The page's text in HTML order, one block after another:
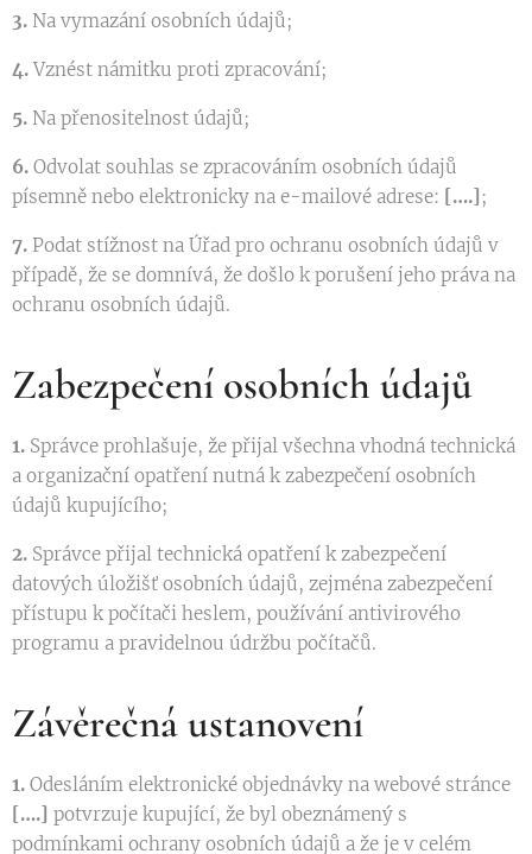
3. Na vymazání osobních údajů;
4.Vznést námitku proti zpracování;
5. Na přenositelnost údajů;
6. Odvolat souhlas se zpracováním osobních údajů
písemně nebo elektronicky na e-mailové adrese: [….] ;
7. Podat stížnost na Úřad pro ochranu osobních údajů v
případě, že se domnívá, že došlo k porušení jeho práva na
ochranu osobních údajů.
Zabezpečení osobních údajů
1. Správce prohlašuje, že přijal všechna vhodná technická
a organizační opatření nutná k zabezpečení osobních
údajů kupujícího;
2. Správce přijal technická opatření k zabezpečení
datových úložišť osobních údajů, zejména zabezpečení
přístupu k počítači heslem, používání antivirového
programu a pravidelnou údržbu počítačů.
Závěrečná ustanovení
1. Odesláním elektronické objednávky na webové stránce
[….] potvrzuje kupující, že byl obeznámený s
podmínkami ochrany osobních údajů a že je v celém